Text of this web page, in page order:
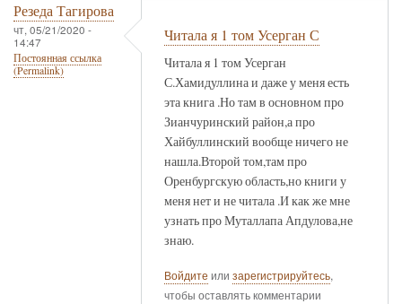
Резеда Тагирова
чт, 05/21/2020 -
14:47
Постоянная ссылка
(Permalink)
Читала я 1 том Усерган С
Читала я 1 том Усерган
С.Хамидуллина и даже у меня есть
эта книга .Но там в основном про
Зианчуринский район,а про
Хайбуллинский вообще ничего не
нашла.Второй том,там про
Оренбургскую область,но книги у
меня нет и не читала .И как же мне
узнать про Муталлапа Апдулова,не
знаю.
Войдите или зарегистрируйтесь,
чтобы оставлять комментарии